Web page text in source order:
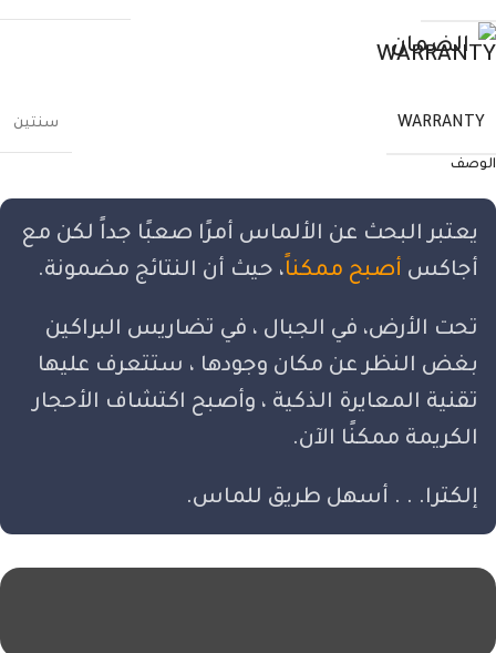
الضمان
WARRANTY سنتين
الوصف
يعتبر البحث عن الألماس أمرًا صعبًا جداً لكن مع
أجاكس أصبح ممكناً، حيث أن النتائج مضمونة.
تحت الأرض، في الجبال ، في تضاريس البراكين
بغض النظر عن مكان وجودها ، ستتعرف عليها
تقنية المعايرة الذكية ، وأصبح اكتشاف الأحجار
الكريمة ممكنًا الآن.
إلكترا. . . أسهل طريق للماس.